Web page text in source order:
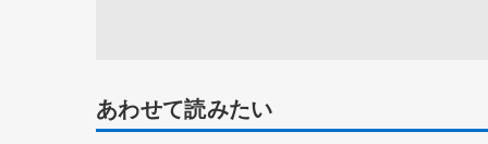
あわせて読みたい